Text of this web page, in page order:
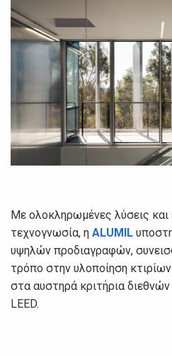
Με ολοκληρωμένες λύσεις και
τεχνογνωσία, η ALUMIL
υψηλών προδιαγραφών,
τρόπο στην υλοποίηση
στα αυστηρά κριτήρια
LEED.